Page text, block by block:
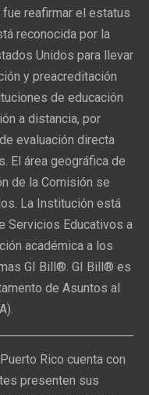
reafirmar el estatus
reconocida por la
Unidos para llevar
y preacreditación
de educación
a distancia, por
evaluación directa
El área geográfica de
de la Comisión se
La Institución está
Servicios Educativos a
académica a los
GI Bill®. GI Bill® es
de Asuntos al
Rico cuenta con
presenten sus